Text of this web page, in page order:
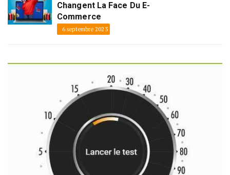
Changent La Face Du E-
Commerce
6 septembre 2023